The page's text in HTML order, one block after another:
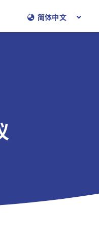
简体中文